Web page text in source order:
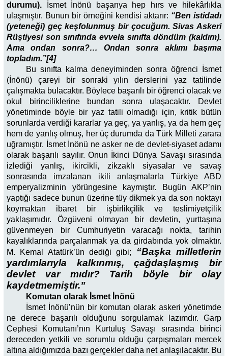
durumu).
İsmet İnönü başarıya hep hırs ve hilekârlıkla
ulaşmıştır. Bunun bir örneğini kendisi aktarır: “Ben istidadı
(yeteneği) geç keşfolunmuş bir çocuğum. Sivas Askeri
Rüştiyesi son sınıfında evvela sınıfta döndüm (kaldım).
Ama ondan sonra?… Ondan sonra aklımı başıma
topladım.”[4]
Bu sınıfta kalma deneyiminden sonra öğrenci İsmet
(İnönü) çareyi bir sonraki yılın derslerini yaz tatilinde
çalışmakta bulacaktır. Böylece başarılı bir öğrenci olacak ve
okul birinciliklerine bundan sonra ulaşacaktır. Devlet
yönetiminde böyle bir yaz tatili olmadığı için, kritik bütün
sorunlarda verdiği kararlar ya geç, ya yanlış, ya da hem geç
hem de yanlış olmuş, her üç durumda da Türk Milleti zarara
uğramıştır. İsmet İnönü ne asker ne de devlet-siyaset adamı
olarak başarılı sayılır. Onun İkinci Dünya Savaşı sırasında
izlediği yanlış, ikircikli, zikzaklı siyasalar ve savaş
sonrasında imzalanan ikili anlaşmalarla Türkiye ABD
emperyalizminin yörüngesine kaymıştır. Bugün AKP’nin
yaptığı sadece bunun üzerine tüy dikmek ya da son noktayı
koymaktan ibaret bir işbirlikçilik ve teslimiyetçilik
yaklaşımıdır. Özgüveni olmayan bir devletin, yurttaşına
güvenmeyen bir Cumhuriyetin varacağı nokta, tarihin
kayalıklarında parçalanmak ya da girdabında yok olmaktır.
M. Kemal Atatürk’ün dediği gibi; “Başka milletlerin
yardımlarıyla kalkınmış, çağdaşlaşmış bir
devlet var mıdır? Tarih böyle bir olay
kaydetmemiştir.”
Komutan olarak İsmet İnönü
İsmet İnönü’nün bir komutan olarak askeri yönetimde
ne derece başarılı olduğunu sorgulamak lazımdır. Garp
Cephesi Komutanı’nın Kurtuluş Savaşı sırasında birinci
dereceden yetkili ve sorumlu olduğu çarpışmaları mercek
altına aldığımızda bazı gerçekler daha net anlaşılacaktır. Bu